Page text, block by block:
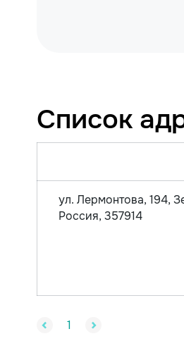
Список
ул. Лермонтова, 194,
Россия, 357914
1